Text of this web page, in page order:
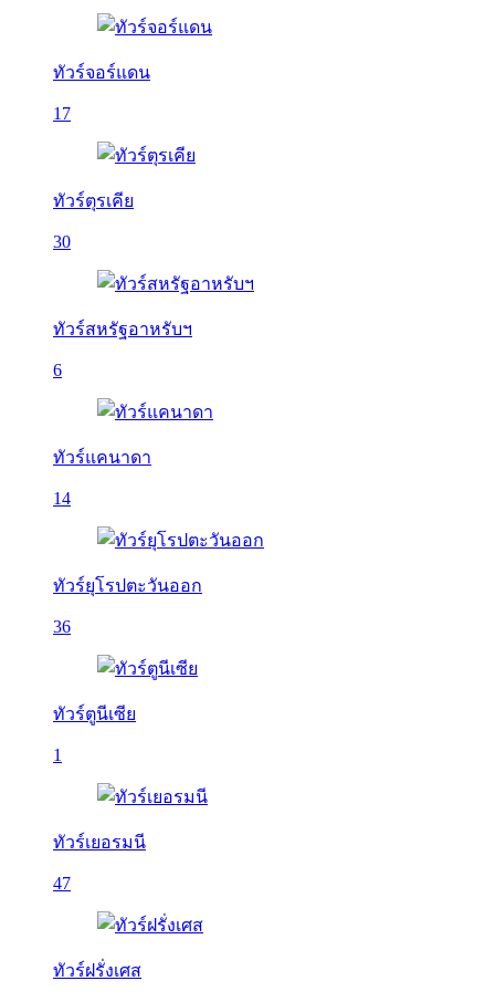
ทัวร์จอร์แดน
17
ทัวร์ตุรเคีย
30
ทัวร์สหรัฐอาหรับฯ
6
ทัวร์แคนาดา
14
ทัวร์ยุโรปตะวันออก
36
ทัวร์ตูนีเซีย
1
ทัวร์เยอรมนี
47
ทัวร์ฝรั่งเศส